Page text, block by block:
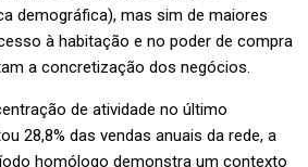
demográfica), mas sim de maiores
à habitação e no poder de compra
a concretização dos negócios.
de atividade no último
28,8% das vendas anuais da rede, a
homólogo demonstra um contexto